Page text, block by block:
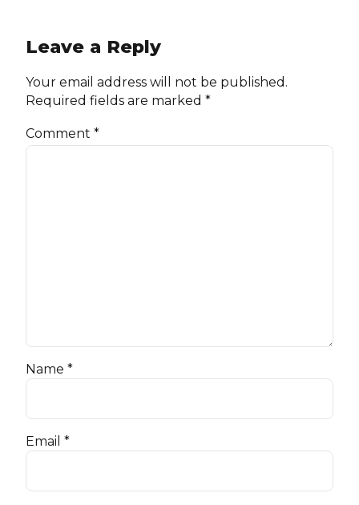
Leave a Reply
Your email address will not be published.
Required fields are marked *
Comment *
Name *
Email *